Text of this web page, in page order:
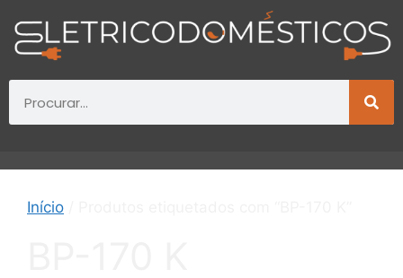
Início